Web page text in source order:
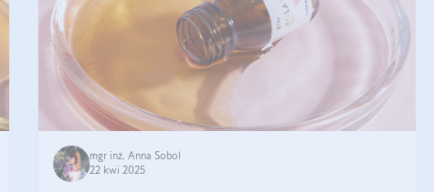
mgr inż. Anna Sobol
22 kwi 2025